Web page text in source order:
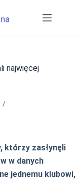
najwięcej
którzy zasłynęli
w danych
jednemu klubowi,